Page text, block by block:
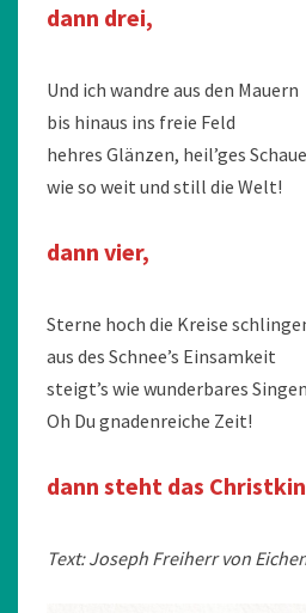
dann drei,
Und ich wandre aus den Mauern
bis hinaus ins freie Feld
hehres Glänzen, heil’ges
wie so weit und still die Welt!
dann vier,
Sterne hoch die Kreise
aus des Schnee’s Einsamkeit
steigt’s wie wunderbares Singen
Oh Du gnadenreiche Zeit!
dann steht das
Text: Joseph Freiherr von